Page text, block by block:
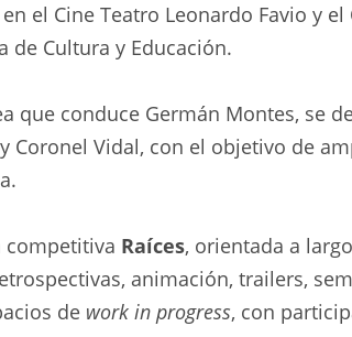
el Cine Teatro Leonardo Favio y el
de Cultura y Educación.
que conduce Germán Montes, se
Coronel Vidal, con el objetivo de
competitiva Raíces, orientada a
animación, trailers,
de work in progress, con